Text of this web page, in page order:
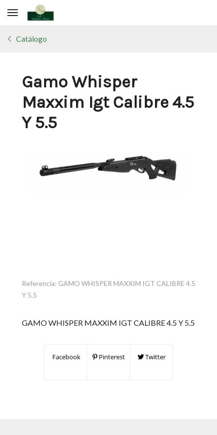
Toggle navigation
Catálogo
Gamo Whisper
Maxxim Igt Calibre 4.5
Y 5.5
Referencia: GAMO WHISPER MAXXIM IGT CALIBRE 4.5
Y 5.5
GAMO WHISPER MAXXIM IGT CALIBRE 4.5 Y 5.5
Facebook Pinterest Twitter